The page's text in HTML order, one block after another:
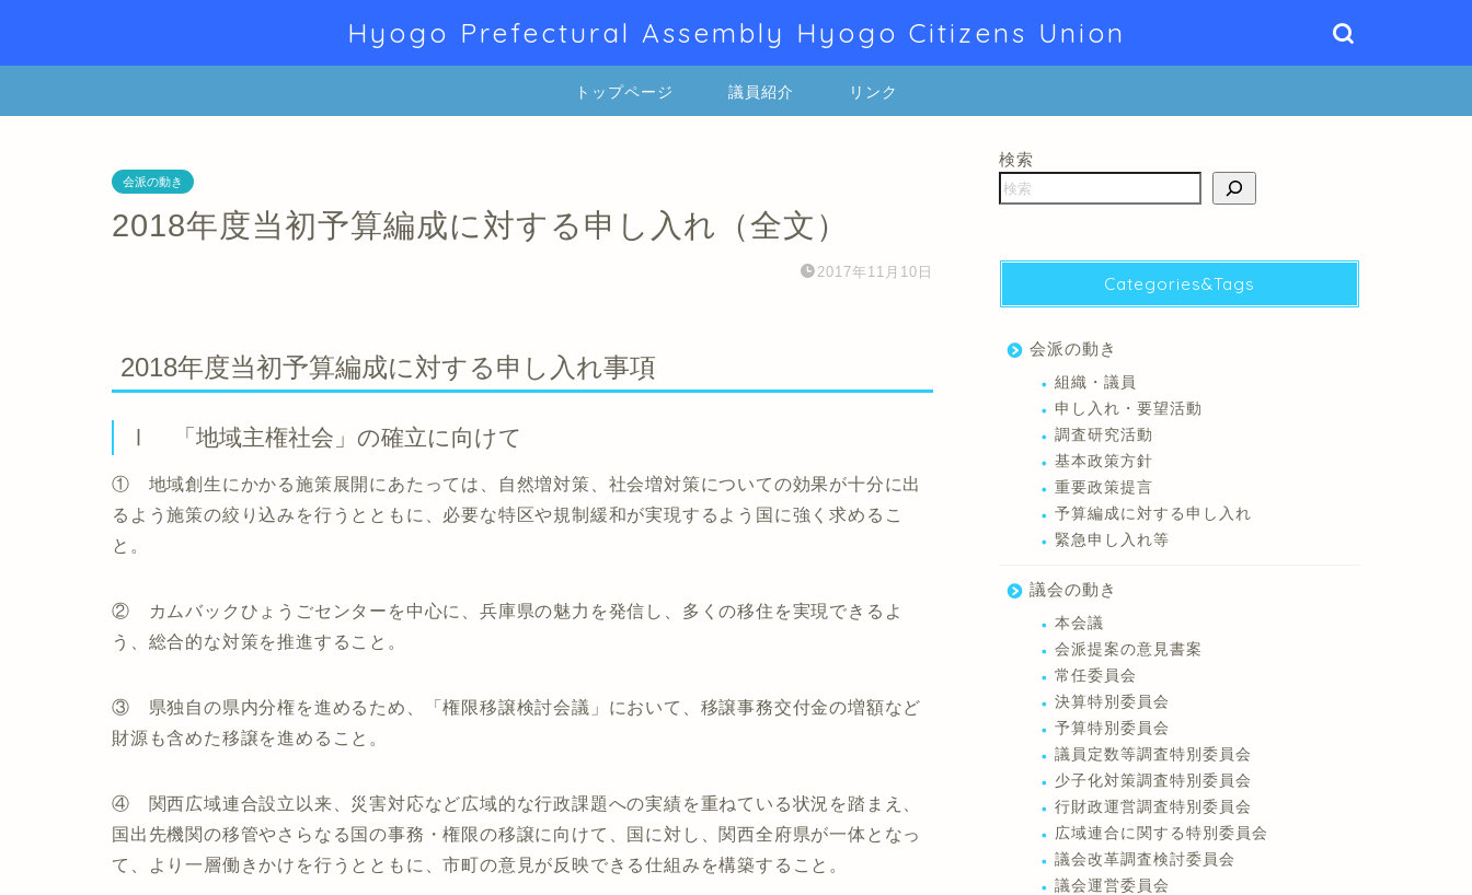
Hyogo Prefectural Assembly Hyogo Citizens Union
トップページ 議員紹介 リンク
会派の動き
2018年度当初予算編成に対する申し入れ（全文）
2017年11月10日
2018年度当初予算編成に対する申し入れ事項
Ⅰ 「地域主権社会」の確立に向けて
① 地域創生にかかる施策展開にあたっては、自然増対策、社会増対策についての効果が十分に出
るよう施策の絞り込みを行うとともに、必要な特区や規制緩和が実現するよう国に強く求めるこ
と。
② カムバックひょうごセンターを中心に、兵庫県の魅力を発信し、多くの移住を実現できるよ
う、総合的な対策を推進すること。
③ 県独自の県内分権を進めるため、「権限移譲検討会議」において、移譲事務交付金の増額など
財源も含めた移譲を進めること。
④ 関西広域連合設立以来、災害対応など広域的な行政課題への実績を重ねている状況を踏まえ、
国出先機関の移管やさらなる国の事務・権限の移譲に向けて、国に対し、関西全府県が一体となっ
て、より一層働きかけを行うとともに、市町の意見が反映できる仕組みを構築すること。
検索
Categories&Tags
会派の動き
組織・議員
申し入れ・要望活動
調査研究活動
基本政策方針
重要政策提言
予算編成に対する申し入れ
緊急申し入れ等
議会の動き
本会議
会派提案の意見書案
常任委員会
決算特別委員会
予算特別委員会
議員定数等調査特別委員会
少子化対策調査特別委員会
行財政運営調査特別委員会
広域連合に関する特別委員会
議会改革調査検討委員会
議会運営委員会